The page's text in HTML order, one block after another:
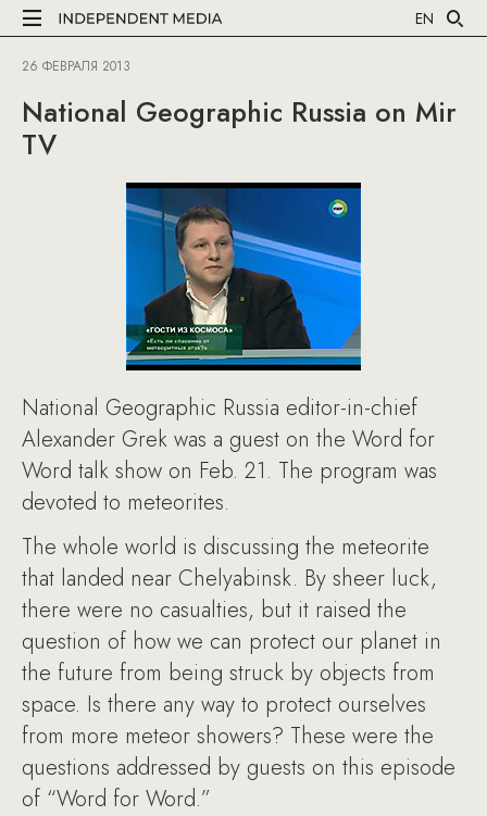
EN
26 ФЕВРАЛЯ 2013
National Geographic Russia on Mir
TV
National Geographic Russia editor-in-chief
Alexander Grek was a guest on the Word for
Word talk show on Feb. 21. The program was
devoted to meteorites.
The whole world is discussing the meteorite
that landed near Chelyabinsk. By sheer luck,
there were no casualties, but it raised the
question of how we can protect our planet in
the future from being struck by objects from
space. Is there any way to protect ourselves
from more meteor showers? These were the
questions addressed by guests on this episode
of “Word for Word.”